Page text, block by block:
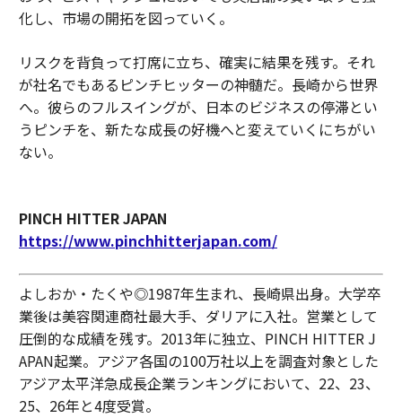
化し、市場の開拓を図っていく。
リスクを背負って打席に立ち、確実に結果を残す。それ
が社名でもあるピンチヒッターの神髄だ。長崎から世界
へ。彼らのフルスイングが、日本のビジネスの停滞とい
うピンチを、新たな成長の好機へと変えていくにちがい
ない。
PINCH HITTER JAPAN
https://www.pinchhitterjapan.com/
よしおか・たくや◎1987年生まれ、長崎県出身。大学卒
業後は美容関連商社最大手、ダリアに入社。営業として
圧倒的な成績を残す。2013年に独立、PINCH HITTER J
APAN起業。アジア各国の100万社以上を調査対象とした
アジア太平洋急成長企業ランキングにおいて、22、23、
25、26年と4度受賞。